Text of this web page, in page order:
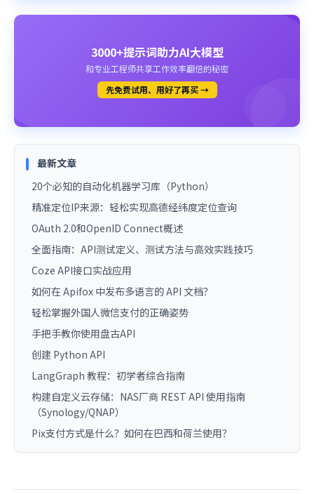
3000+提示词助力AI大模型
和专业工程师共享工作效率翻倍的秘密
先免费试用、用好了再买 →
最新文章
20个必知的自动化机器学习库（Python）
精准定位IP来源：轻松实现高德经纬度定位查询
OAuth 2.0和OpenID Connect概述
全面指南：API测试定义、测试方法与高效实践技巧
Coze API接口实战应用
如何在 Apifox 中发布多语言的 API 文档？
轻松掌握外国人微信支付的正确姿势
手把手教你使用盘古API
创建 Python API
LangGraph 教程：初学者综合指南
构建自定义云存储：NAS厂商 REST API 使用指南
（Synology/QNAP）
Pix支付方式是什么？如何在巴西和荷兰使用？